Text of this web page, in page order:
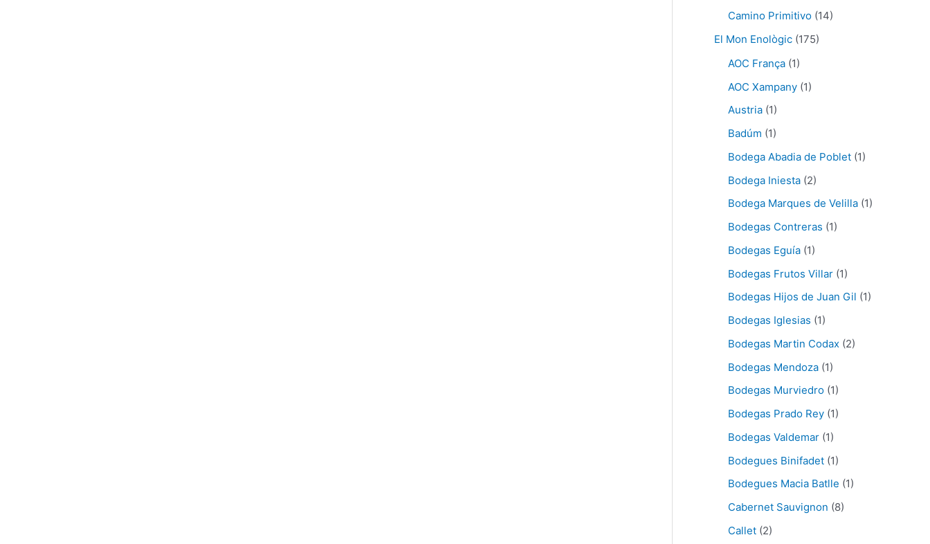
Camino Primitivo (14)
El Mon Enològic (175)
AOC França (1)
AOC Xampany (1)
Austria (1)
Badúm (1)
Bodega Abadia de Poblet (1)
Bodega Iniesta (2)
Bodega Marques de Velilla (1)
Bodegas Contreras (1)
Bodegas Eguía (1)
Bodegas Frutos Villar (1)
Bodegas Hijos de Juan Gil (1)
Bodegas Iglesias (1)
Bodegas Martin Codax (2)
Bodegas Mendoza (1)
Bodegas Murviedro (1)
Bodegas Prado Rey (1)
Bodegas Valdemar (1)
Bodegues Binifadet (1)
Bodegues Macia Batlle (1)
Cabernet Sauvignon (8)
Callet (2)